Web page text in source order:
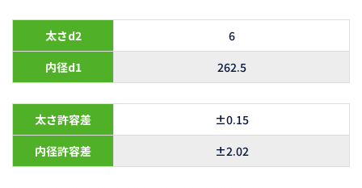
太さd2
6
内径d1
262.5
太さ許容差
±0.15
内径許容差
±2.02